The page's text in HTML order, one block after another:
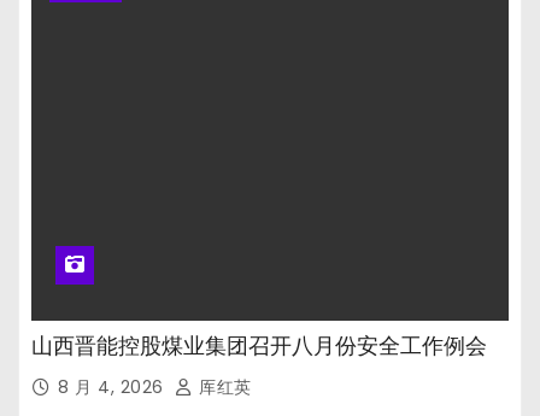
山西晋能控股煤业集团召开八月份安全工作例会
8 月 4, 2026 厍红英